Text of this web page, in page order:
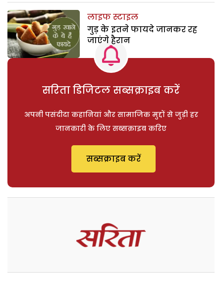
लाइफ स्टाइल
गुड़ के इतने फायदे जानकर रह
जाएंगे हैरान
सरिता डिजिटल सब्सक्राइब करें
अपनी पसंदीदा कहानियां और सामाजिक मुद्दों से जुड़ी हर
जानकारी के लिए सब्सक्राइब करिए
सब्सक्राइब करें